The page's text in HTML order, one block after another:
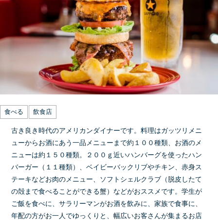
食べる 飲食店
古き良き時代のアメリカンダイナーです。料理はガッツリメニ
ューからお酒にあう一品メニューまで約１００種類、お酒のメ
ニューは約１５０種類。２００ｇ近いハンバーグを使ったハン
バーガー（１１種類）、ベイビーバックリブやチキン、赤身ス
テーキなどお肉のメニュー、ソフトシェルクラブ（脱皮したて
の殻まで食べることができる蟹）などがおススメです。学生が
ご飯を食べに、サラリーマンがお酒を飲みに、家族で食事に、
年配の方がお一人でゆっくりと、幅広いお客さんが集まるお店